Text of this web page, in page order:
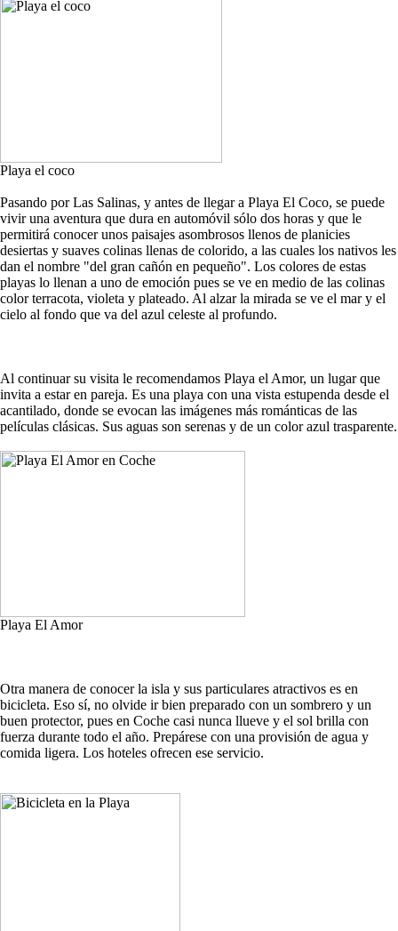
Playa el coco
Pasando por Las Salinas, y antes de llegar a Playa El Coco, se puede
vivir una aventura que dura en automóvil sólo dos horas y que le
permitirá conocer unos paisajes asombrosos llenos de planicies
desiertas y suaves colinas llenas de colorido, a las cuales los nativos les
dan el nombre "del gran cañón en pequeño". Los colores de estas
playas lo llenan a uno de emoción pues se ve en medio de las colinas
color terracota, violeta y plateado. Al alzar la mirada se ve el mar y el
cielo al fondo que va del azul celeste al profundo.
Al continuar su visita le recomendamos Playa el Amor, un lugar que
invita a estar en pareja. Es una playa con una vista estupenda desde el
acantilado, donde se evocan las imágenes más románticas de las
películas clásicas. Sus aguas son serenas y de un color azul trasparente.
Playa El Amor
Otra manera de conocer la isla y sus particulares atractivos es en
bicicleta. Eso sí, no olvide ir bien preparado con un sombrero y un
buen protector, pues en Coche casi nunca llueve y el sol brilla con
fuerza durante todo el año. Prepárese con una provisión de agua y
comida ligera. Los hoteles ofrecen ese servicio.